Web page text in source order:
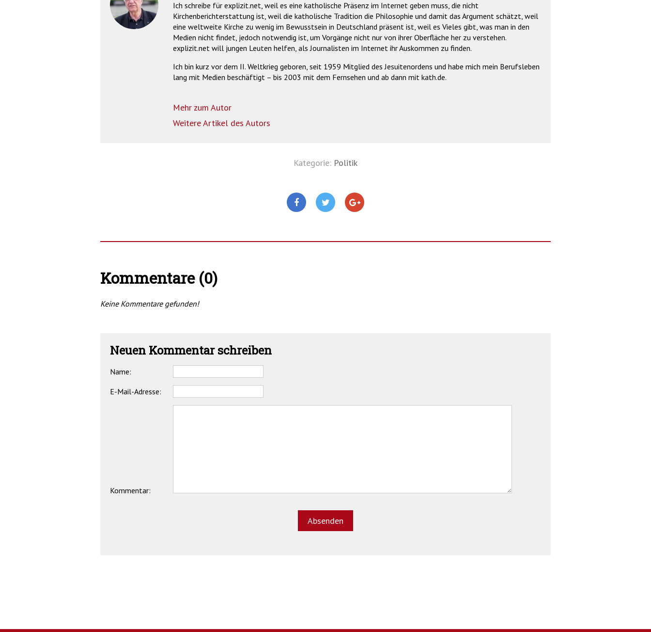
Ich schreibe für explizit.net, weil es eine katholische Präsenz im Internet geben muss, die nicht
Kirchenberichterstattung ist, weil die katholische Tradition die Philosophie und damit das Argument schätzt, weil
eine weltweite Kirche zu wenig im Bewusstsein in Deutschland präsent ist, weil es Vieles gibt, was man in den
Medien nicht findet, jedoch notwendig ist, um Vorgänge nicht nur von ihrer Oberfläche her zu verstehen.
explizit.net will jungen Leuten helfen, als Journalisten im Internet ihr Auskommen zu finden.
Ich bin kurz vor dem II. Weltkrieg geboren, seit 1959 Mitglied des Jesuitenordens und habe mich mein Berufsleben
lang mit Medien beschäftigt – bis 2003 mit dem Fernsehen und ab dann mit kath.de.
Mehr zum Autor
Weitere Artikel des Autors
Kategorie: Politik
Kommentare (0)
Keine Kommentare gefunden!
Neuen Kommentar schreiben
Name:
E-Mail-Adresse:
Kommentar: